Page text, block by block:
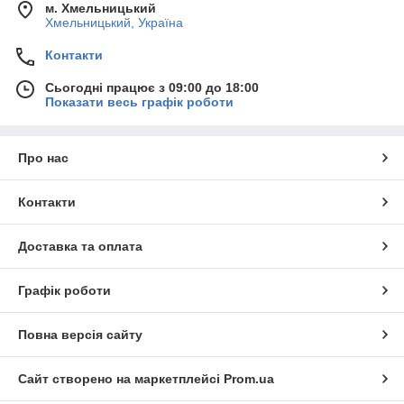
м. Хмельницький
Хмельницький, Україна
Контакти
Сьогодні працює з 09:00 до 18:00
Показати весь графік роботи
Про нас
Контакти
Доставка та оплата
Графік роботи
Повна версія сайту
Сайт створено на маркетплейсі Prom.ua